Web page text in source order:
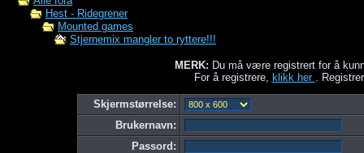
Hest - Ridegrener
Mounted games
Stjernemix mangler to ryttere!!!
MERK: Du må være registrert for å
For å registrere,
klikk her .
Skjermstørrelse:
Brukernavn:
Passord: